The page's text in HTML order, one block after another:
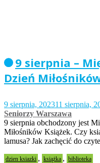
9 sierpnia –
Dzień
9 sierpnia, 202311 sierpnia,
Seniorzy Warszawa
9 sierpnia obchodzony jest
Miłośników Książek. Czy
lamusa? Jak zachęcić do
dzien ksiazki , książka , biblioteka